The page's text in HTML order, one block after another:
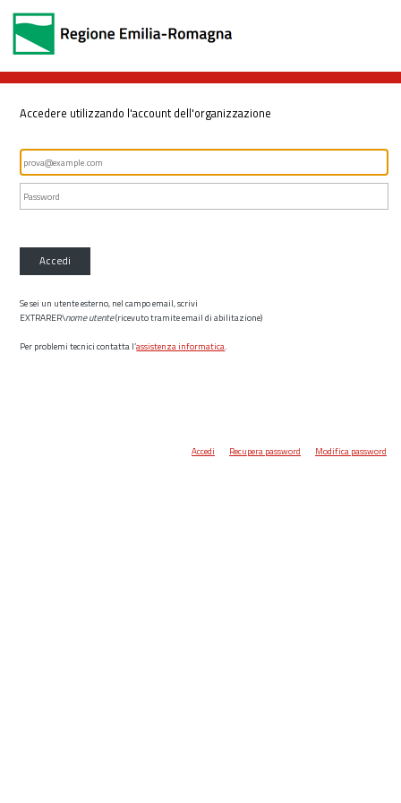
Accedere utilizzando l'account dell'organizzazione
Accedi
Se sei un utente esterno, nel campo email, scrivi
EXTRARER\nome utente(ricevuto tramite email di abilitazione)
Per problemi tecnici contatta l’assistenza informatica.
Accedi Recupera password Modifica password